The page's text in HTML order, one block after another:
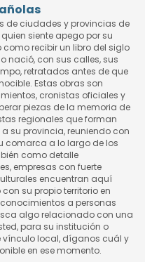
de ciudades y provincias de
siente apego por su
recibir un libro del siglo
nació, con sus calles, sus
retratados antes de que
Estas obras son
cronistas oficiales y
piezas de la memoria de
regionales que forman
su provincia, reuniendo con
comarca a lo largo de los
como detalle
empresas con fuerte
encuentran aquí
su propio territorio en
a personas
algo relacionado con una
para su institución o
vínculo local, díganos cuál y
en ese momento.